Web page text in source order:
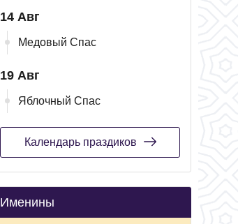
14 Авг
Медовый Спас
19 Авг
Яблочный Спас
Календарь праздиков
Именины